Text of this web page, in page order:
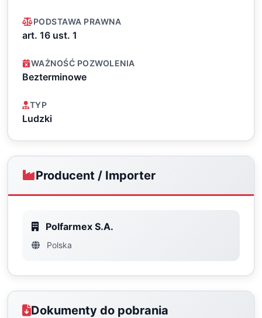
PODSTAWA PRAWNA
art. 16 ust. 1
WAŻNOŚĆ POZWOLENIA
Bezterminowe
TYP
Ludzki
Producent / Importer
Polfarmex S.A.
Polska
Dokumenty do pobrania